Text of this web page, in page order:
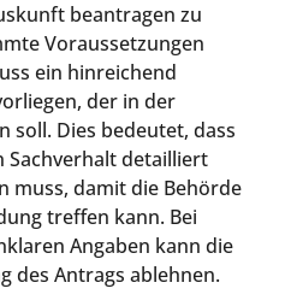
beantragen zu
Voraussetzungen
ein hinreichend
der in der
soll. Dies bedeutet, dass
Sachverhalt detailliert
muss, damit die Behörde
treffen kann. Bei
Angaben kann die
des Antrags ablehnen.